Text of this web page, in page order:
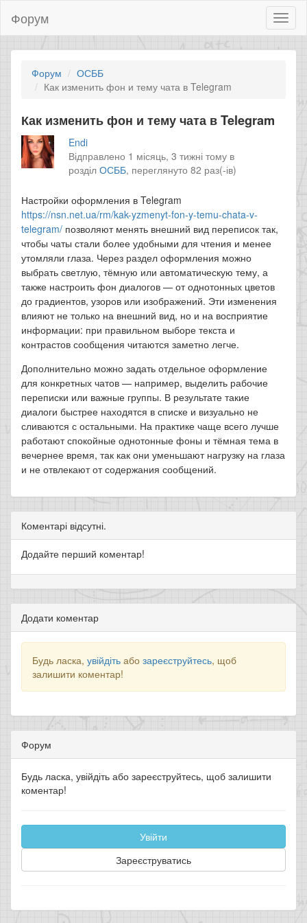
Форум
Форум
ОСББ
Как изменить фон и тему чата в Telegram
Как изменить фон и тему чата в Telegram
Endi
Відправлено 1 місяць, 3 тижні тому в
розділОСББ, переглянуто 82 раз(-ів)
Настройки оформления в Telegram
https://nsn.net.ua/rm/kak-yzmenyt-fon-y-temu-chata-v-
telegram/ позволяют менять внешний вид переписок так,
чтобы чаты стали более удобными для чтения и менее
утомляли глаза. Через раздел оформления можно
выбрать светлую, тёмную или автоматическую тему, а
также настроить фон диалогов — от однотонных цветов
до градиентов, узоров или изображений. Эти изменения
влияют не только на внешний вид, но и на восприятие
информации: при правильном выборе текста и
контрастов сообщения читаются заметно легче.
Дополнительно можно задать отдельное оформление
для конкретных чатов — например, выделить рабочие
переписки или важные группы. В результате такие
диалоги быстрее находятся в списке и визуально не
сливаются с остальными. На практике чаще всего лучше
работают спокойные однотонные фоны и тёмная тема в
вечернее время, так как они уменьшают нагрузку на глаза
и не отвлекают от содержания сообщений.
Коментарі відсутні.
Додайте перший коментар!
Додати коментар
Будь ласка, увійдіть або зареєструйтесь, щоб
залишити коментар!
Форум
Будь ласка, увійдіть або зареєструйтесь, щоб залишити
коментар!
Увійти
Зареєструватись